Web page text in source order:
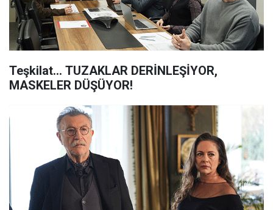
Teşkilat... TUZAKLAR DERİNLEŞİYOR,
MASKELER DÜŞÜYOR!